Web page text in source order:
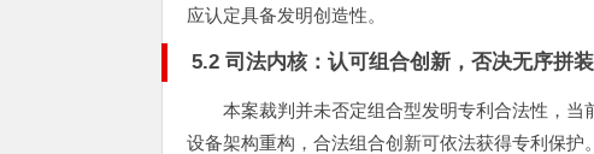
应认定具备发明创造性。
5.2 司法内核：认可组合创新，否决无序拼装
本案裁判并未否定组合型发明专利合法性，
设备架构重构，合法组合创新可依法获得专利保